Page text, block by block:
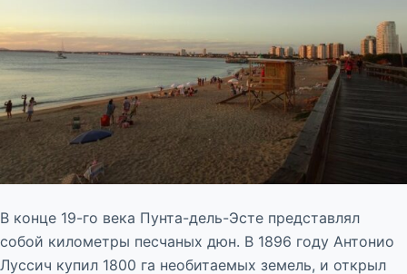
В конце 19-го века Пунта-дель-Эсте представлял
собой километры песчаных дюн. В 1896 году Антонио
Луссич купил 1800 га необитаемых земель, и открыл